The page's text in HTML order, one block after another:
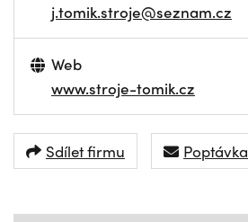
j.tomik.stroje@seznam.cz
Web
www.stroje-tomik.cz
Sdílet firmu Poptávka